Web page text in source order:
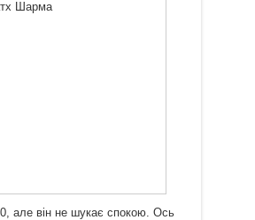
але він не шукає спокою. Ось